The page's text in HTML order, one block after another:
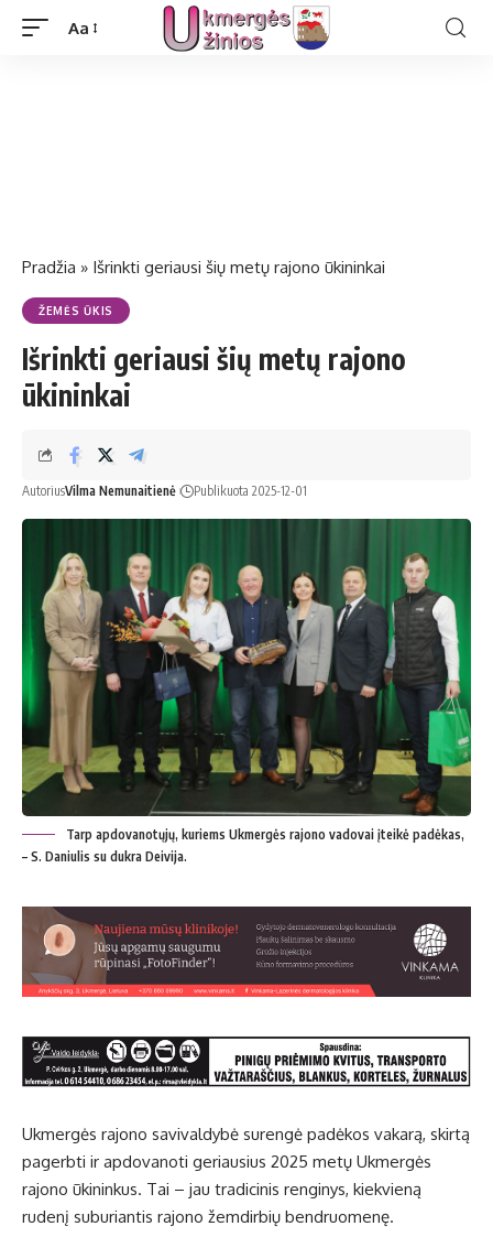
Aa
Pradžia » Išrinkti geriausi šių metų rajono ūkininkai
ŽEMĖS ŪKIS
Išrinkti geriausi šių metų rajono
ūkininkai
AutoriusVilma Nemunaitienė Publikuota 2025-12-01
Tarp apdovanotųjų, kuriems Ukmergės rajono vadovai įteikė padėkas,
– S. Daniulis su dukra Deivija.
Ukmergės rajono savivaldybė surengė padėkos vakarą, skirtą
pagerbti ir apdovanoti geriausius 2025 metų Ukmergės
rajono ūkininkus. Tai – jau tradicinis renginys, kiekvieną
rudenį suburiantis rajono žemdirbių bendruomenę.